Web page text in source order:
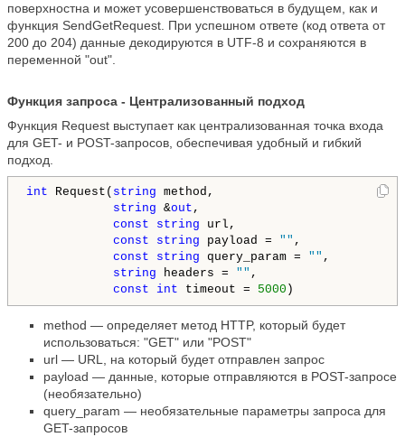
поверхностна и может усовершенствоваться в будущем, как и
функция SendGetRequest. При успешном ответе (код ответа от
200 до 204) данные декодируются в UTF-8 и сохраняются в
переменной "out".
Функция запроса - Централизованный подход
Функция Request выступает как централизованная точка входа
для GET- и POST-запросов, обеспечивая удобный и гибкий
подход.
int Request( string method,
string &out ,
const
string url,
const
string payload = "" ,
const
string query_param = "" ,
string headers = "" ,
const
int timeout = 5000
method — определяет метод HTTP, который будет
использоваться: "GET" или "POST"
url — URL, на который будет отправлен запрос
payload — данные, которые отправляются в POST-запросе
(необязательно)
query_param — необязательные параметры запроса для
GET-запросов